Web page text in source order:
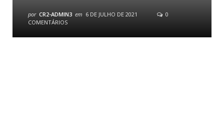
por CR2-ADMIN3 em 6 DE JULHO DE 2021
0
COMENTÁRIOS